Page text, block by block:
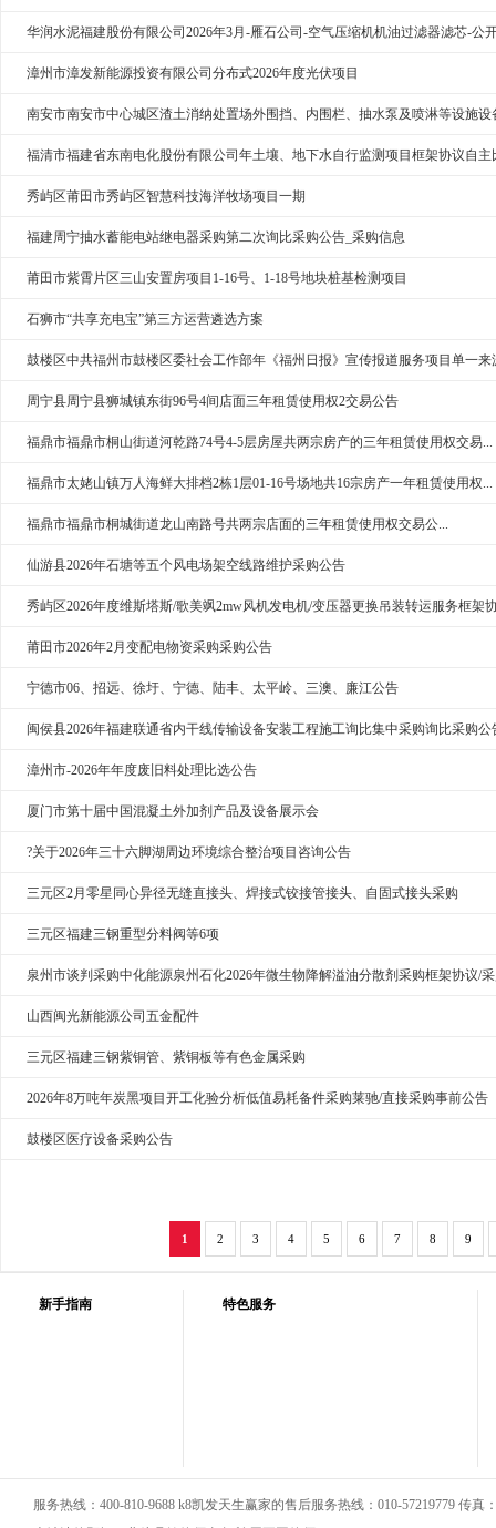
华润水泥福建股份有限公司2026年3月-雁石公司-空气压缩机机油过滤器滤芯-公
漳州市漳发新能源投资有限公司分布式2026年度光伏项目
南安市南安市中心城区渣土消纳处置场外围挡、内围栏、抽水泵及喷淋等设施设
福清市福建省东南电化股份有限公司年土壤、地下水自行监测项目框架协议自主
秀屿区莆田市秀屿区智慧科技海洋牧场项目一期
福建周宁抽水蓄能电站继电器采购第二次询比采购公告_采购信息
莆田市紫霄片区三山安置房项目1-16号、1-18号地块桩基检测项目
石狮市“共享充电宝”第三方运营遴选方案
鼓楼区中共福州市鼓楼区委社会工作部年《福州日报》宣传报道服务项目单一来
周宁县周宁县狮城镇东街96号4间店面三年租赁使用权2交易公告
福鼎市福鼎市桐山街道河乾路74号4-5层房屋共两宗房产的三年租赁使用权交易...
福鼎市太姥山镇万人海鲜大排档2栋1层01-16号场地共16宗房产一年租赁使用权...
福鼎市福鼎市桐城街道龙山南路号共两宗店面的三年租赁使用权交易公...
仙游县2026年石塘等五个风电场架空线路维护采购公告
秀屿区2026年度维斯塔斯/歌美飒2mw风机发电机/变压器更换吊装转运服务框架
莆田市2026年2月变配电物资采购采购公告
宁德市06、招远、徐圩、宁德、陆丰、太平岭、三澳、廉江公告
闽侯县2026年福建联通省内干线传输设备安装工程施工询比集中采购询比采购公
漳州市-2026年年度废旧料处理比选公告
厦门市第十届中国混凝土外加剂产品及设备展示会
?关于2026年三十六脚湖周边环境综合整治项目咨询公告
三元区2月零星同心异径无缝直接头、焊接式铰接管接头、自固式接头采购
三元区福建三钢重型分料阀等6项
泉州市谈判采购中化能源泉州石化2026年微生物降解溢油分散剂采购框架协议/
山西闽光新能源公司五金配件
三元区福建三钢紫铜管、紫铜板等有色金属采购
2026年8万吨年炭黑项目开工化验分析低值易耗备件采购莱驰/直接采购事前公告
鼓楼区医疗设备采购公告
1 2 3 4 5 6 7 8 9
新手指南 特色服务
服务热线：400-810-9688 k8凯发天生赢家的售后服务热线：010-57219779 传真